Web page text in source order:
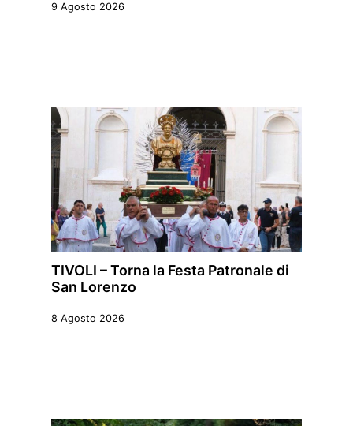
9 Agosto 2026
TIVOLI – Torna la Festa Patronale di
San Lorenzo
8 Agosto 2026